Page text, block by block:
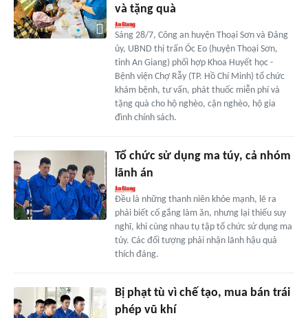
và tặng quà
Sáng 28/7, Công an huyện Thoại Sơn và Đảng
ủy, UBND thị trấn Óc Eo (huyện Thoại Sơn,
tỉnh An Giang) phối hợp Khoa Huyết học -
Bệnh viện Chợ Rẫy (TP. Hồ Chí Minh) tổ chức
khám bệnh, tư vấn, phát thuốc miễn phí và
tặng quà cho hộ nghèo, cận nghèo, hộ gia
đình chính sách.
Tổ chức sử dụng ma túy, cả nhóm
lãnh án
Đều là những thanh niên khỏe mạnh, lẽ ra
phải biết cố gắng làm ăn, nhưng lại thiếu suy
nghĩ, khi cùng nhau tụ tập tổ chức sử dụng ma
túy. Các đối tượng phải nhận lãnh hậu quả
thích đáng.
Bị phạt tù vì chế tạo, mua bán trái
phép vũ khí